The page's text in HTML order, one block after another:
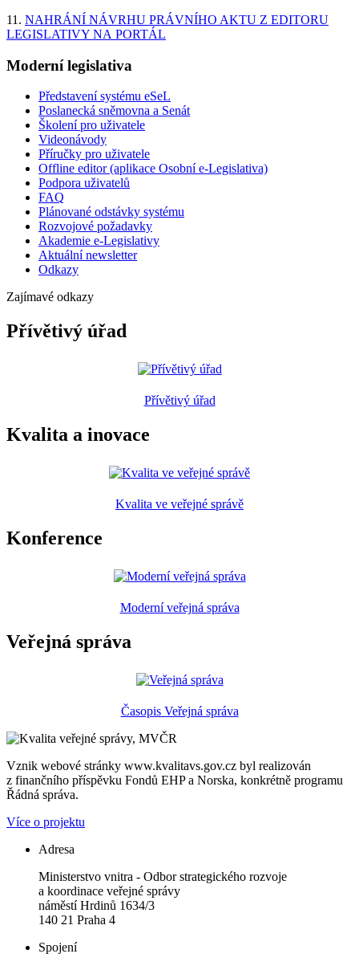
11. NAHRÁNÍ NÁVRHU PRÁVNÍHO AKTU Z EDITORU
LEGISLATIVY NA PORTÁL
Moderní legislativa
Představení systému eSeL
Poslanecká sněmovna a Senát
Školení pro uživatele
Videonávody
Příručky pro uživatele
Offline editor (aplikace Osobní e-Legislativa)
Podpora uživatelů
FAQ
Plánované odstávky systému
Rozvojové požadavky
Akademie e-Legislativy
Aktuální newsletter
Odkazy
Zajímavé odkazy
Přívětivý úřad
Přívětivý úřad
Kvalita a inovace
Kvalita ve veřejné správě
Konference
Moderní veřejná správa
Veřejná správa
Časopis Veřejná správa
Vznik webové stránky www.kvalitavs.gov.cz byl realizován
z finančního příspěvku Fondů EHP a Norska, konkrétně programu
Řádná správa.
Více o projektu
Adresa
Ministerstvo vnitra - Odbor strategického rozvoje
a koordinace veřejné správy
náměstí Hrdinů 1634/3
140 21 Praha 4
Spojení